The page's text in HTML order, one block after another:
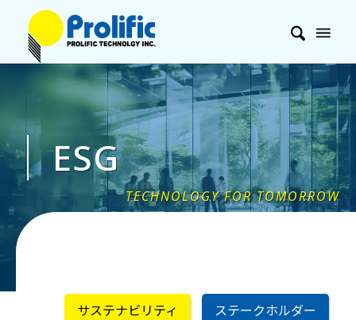
ESG
サステナビリティ ステークホルダー